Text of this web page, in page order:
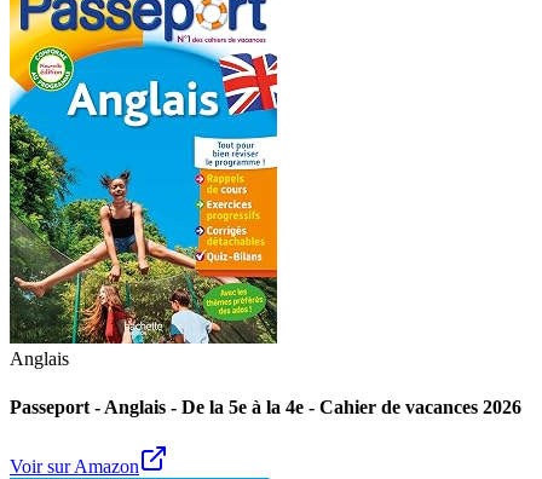
Anglais
Passeport - Anglais - De la 5e à la 4e - Cahier de vacances 2026
Voir sur Amazon